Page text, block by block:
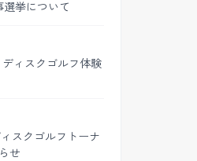
挙について
ディスクゴルフ体験
スクゴルフトーナ
せ